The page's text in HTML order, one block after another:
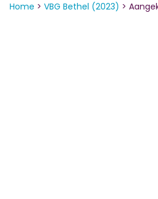
Home > VBG Bethel (2023) >